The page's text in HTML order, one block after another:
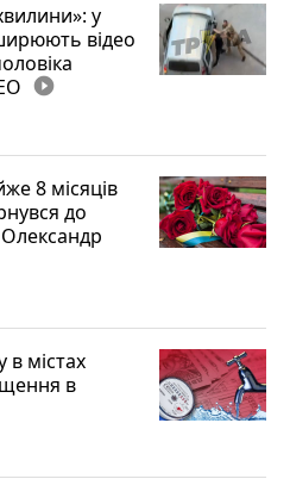
у
відео
play_circle_filled
8 місяців
до
Олександр
містах
в